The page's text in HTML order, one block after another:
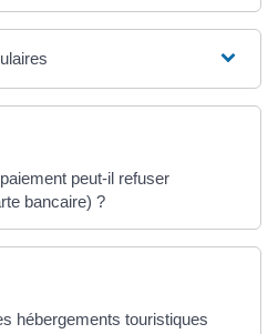
peut-il refuser
bancaire) ?
hébergements touristiques